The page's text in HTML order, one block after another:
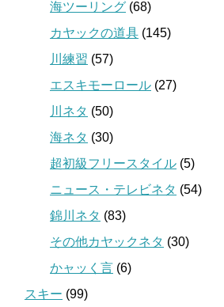
海ツーリング (68)
カヤックの道具 (145)
川練習 (57)
エスキモーロール (27)
川ネタ (50)
海ネタ (30)
超初級フリースタイル (5)
ニュース・テレビネタ (54)
錦川ネタ (83)
その他カヤックネタ (30)
かャッく言 (6)
スキー (99)